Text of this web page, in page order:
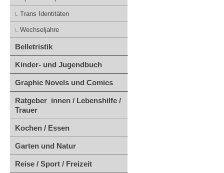
Trans Identitäten
Wechseljahre
Belletristik
Kinder- und Jugendbuch
Graphic Novels und Comics
Ratgeber_innen / Lebenshilfe /
Trauer
Kochen / Essen
Garten und Natur
Reise / Sport / Freizeit